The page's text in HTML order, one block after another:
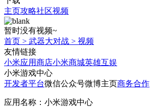
主页攻略社区视频
暂时没有视频~
首页 > 武器大对战 > 视频
友情链接
小米应用商店小米商城英雄互娱
小米游戏中心
开发者平台微信公众号微博主页商务合作
应用名称：小米游戏中心